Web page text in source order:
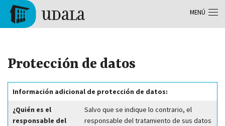
Pasar al contenido principal
Protección de datos
Información adicional de protección de datos:
¿Quién es el
responsable del
Salvo que se indique lo contrario, el
responsable del tratamiento de sus datos
MENÚ